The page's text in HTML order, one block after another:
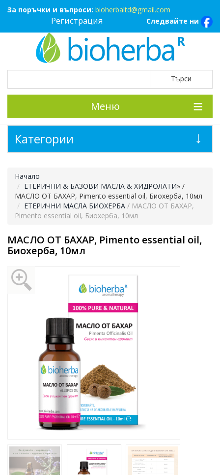
За поръчки и въпроси: bioherbaltd@gmail.com
Следвайте ни
Регистрация
Меню
Начало
ЕТЕРИЧНИ & БАЗОВИ МАСЛА & ХИДРОЛАТИ» /
МАСЛО ОТ БАХАР, Pimento essential oil, Биохерба, 10мл
ЕТЕРИЧНИ МАСЛА БИОХЕРБА / МАСЛО ОТ БАХАР,
Pimento essential oil, Биохерба, 10мл
МАСЛО ОТ БАХАР, Pimento essential oil,
Биохерба, 10мл
Категории